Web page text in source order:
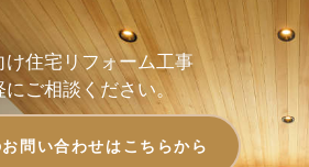
け住宅リフォーム工事
にご相談ください。
問い合わせはこちらから